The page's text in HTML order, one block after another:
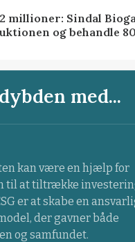
millioner: Sindal
og behandle
med...
kan være en hjælp for
til at tiltrække
er at skabe en
der gavner både
og samfundet.